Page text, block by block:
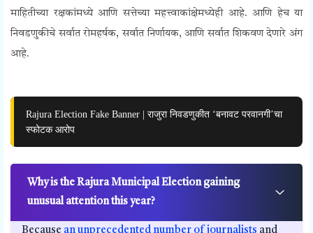
माहितीच्या रक्षकांमध्ये आणि सत्तेच्या महत्त्वाकांक्षेमध्येही आहे. आणि हेच या
निवडणुकीचे सर्वात रोमहर्षक, सर्वात निर्णायक, आणि सर्वात शिकवण देणारे अंग
आहे.
Rajura Election Fake Banner | राजुरा निवडणुकीत ‘बनावट परवानगी’चा
स्फोटक आरोप
Why is the Rajura Municipal Election gaining
unusual attention this year?
Because an unprecedented number of journalists and